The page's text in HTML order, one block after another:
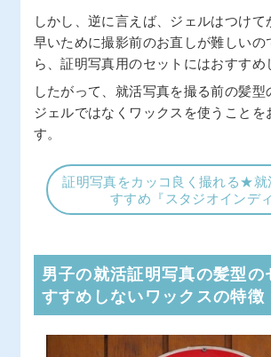
しかし、逆に言えば、ジェルはつけ
早いために撮影前のお直しが難しいの
ら、証明写真用のセットにはおすすめ
したがって、就活写真を撮る前の髪型
ジェルではなくワックスを使うことを
す。
証明写真をカッコ良く撮れる★就
すすめ『スタジオインディ
男子の就活証明写真の髪型の
すすめしないワックスの特徴